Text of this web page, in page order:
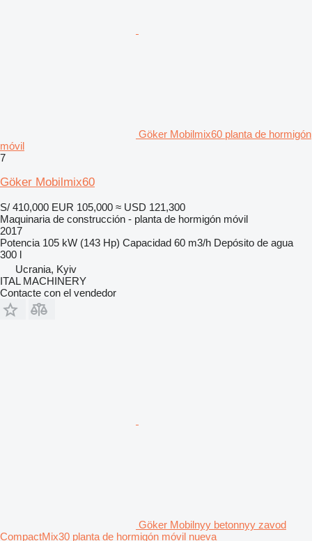
Göker Mobilmix60 planta de hormigón
móvil
7
Göker Mobilmix60
S/ 410,000 EUR 105,000 ≈ USD 121,300
Maquinaria de construcción - planta de hormigón móvil
2017
Potencia 105 kW (143 Hp) Capacidad 60 m3/h Depósito de agua
300 l
Ucrania, Kyiv
ITAL MACHINERY
Contacte con el vendedor
Göker Mobilnyy betonnyy zavod
CompactMix30 planta de hormigón móvil nueva